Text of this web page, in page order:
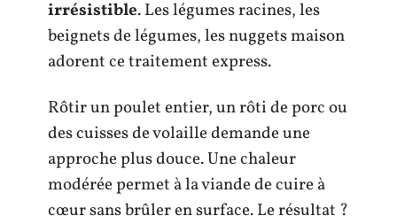
irrésistible. Les légumes racines, les
beignets de légumes, les nuggets maison
adorent ce traitement express.
Rôtir un poulet entier, un rôti de porc ou
des cuisses de volaille demande une
approche plus douce. Une chaleur
modérée permet à la viande de cuire à
cœur sans brûler en surface. Le résultat ?